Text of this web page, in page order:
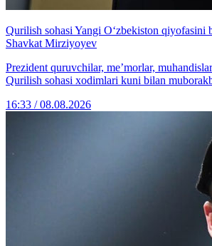
Qurilish sohasi Yangi O‘zbekiston
Shavkat Mirziyoyev
Prezident quruvchilar, me’morlar,
Qurilish sohasi xodimlari kuni bilan
16:33 / 08.08.2026